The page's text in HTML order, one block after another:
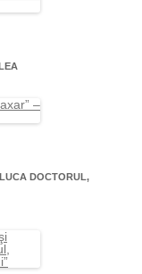
DOCTORUL,